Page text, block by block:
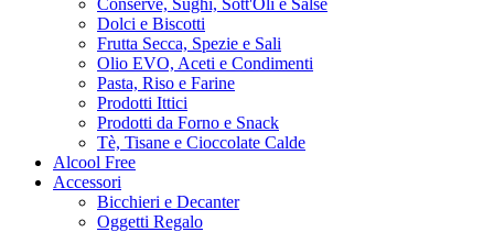
Dolci e Biscotti
Frutta Secca, Spezie e Sali
Olio EVO, Aceti e Condimenti
Pasta, Riso e Farine
Prodotti Ittici
Prodotti da Forno e Snack
Tè, Tisane e Cioccolate Calde
Alcool Free
Accessori
Bicchieri e Decanter
Oggetti Regalo